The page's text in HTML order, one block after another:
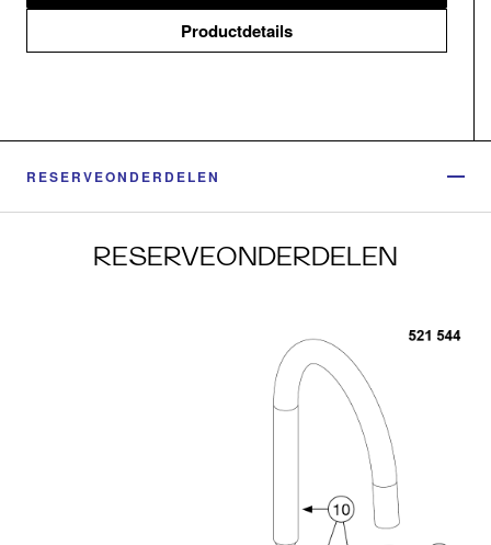
Productdetails
RESERVEONDERDELEN
RESERVEONDERDELEN